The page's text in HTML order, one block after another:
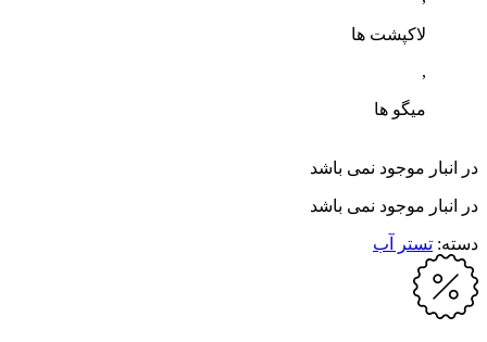
لاکپشت ها
,
میگو ها
در انبار موجود نمی باشد
در انبار موجود نمی باشد
دسته: تستر آب